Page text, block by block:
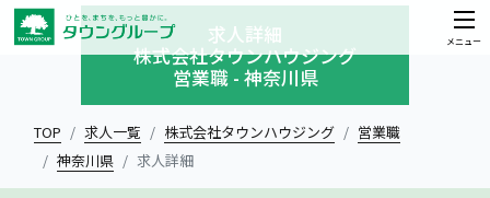
メニュー
求人詳細
株式会社タウンハウジング
営業職 - 神奈川県
TOP 求人一覧 株式会社タウンハウジング
営業職
神奈川県
求人詳細